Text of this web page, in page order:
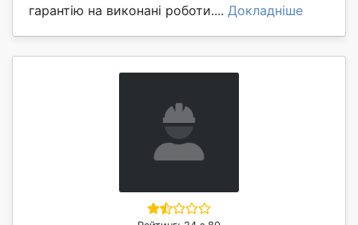
гарантію на виконані роботи.... Докладніше